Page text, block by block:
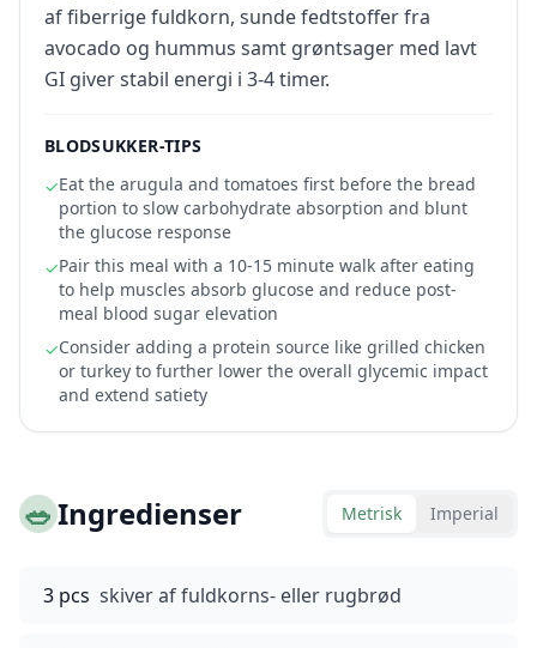
af fiberrige fuldkorn, sunde fedtstoffer fra
avocado og hummus samt grøntsager med lavt
GI giver stabil energi i 3-4 timer.
BLODSUKKER-TIPS
✓Eat the arugula and tomatoes first before the bread
portion to slow carbohydrate absorption and blunt
the glucose response
✓Pair this meal with a 10-15 minute walk after eating
to help muscles absorb glucose and reduce post-
meal blood sugar elevation
✓Consider adding a protein source like grilled chicken
or turkey to further lower the overall glycemic impact
and extend satiety
🥗Ingredienser Metrisk Imperial
3 pcs skiver af fuldkorns- eller rugbrød